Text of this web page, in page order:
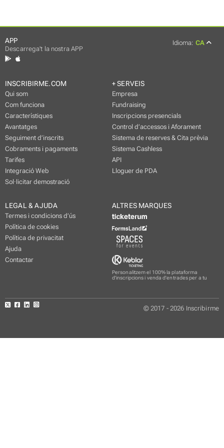
INSCRIBIRME.COM
Qui som
Com funciona
Característiques
Avantatges
Seguiment d’inscrits
Cobraments i pagaments
Tarifes
Integració Web
Sol·licitar demostració
+ SERVEIS
Empresa
Fundraising
Inscripcions presencials
Control d’accessos i Aforament
Sistema de reserves & Cita prèvia
Sistema Cashless
API
Lloguer de PDA
LEGAL & AJUDA
Termes i condicions d’ús
Política de cookies
Política de privacitat
Ajuda
Contactar
APP
Descarrega't la nostra APP
Idioma: CA
ALTRES MARQUES
Personalitzem el 100% la plataforma
d'inscripcions i venda d'entrades per a tu
© 2017 - 2026 Inscribirme